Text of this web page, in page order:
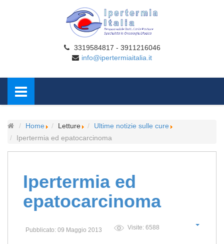
3319584817 - 3911216046
info@ipertermiaitalia.it
Home Letture
Ultime notizie sulle cure
Ipertermia ed epatocarcinoma
Ipertermia ed
epatocarcinoma
Pubblicato: 09 Maggio 2013 Visite: 6588